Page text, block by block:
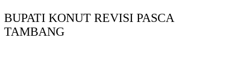
BUPATI KONUT REVISI PASCA
TAMBANG